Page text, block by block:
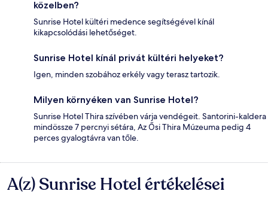
közelben?
Sunrise Hotel kültéri medence segítségével kínál
kikapcsolódási lehetőséget.
Sunrise Hotel kínál privát kültéri helyeket?
Igen, minden szobához erkély vagy terasz tartozik.
Milyen környéken van Sunrise Hotel?
Sunrise Hotel Thira szívében várja vendégeit. Santorini-kaldera
mindössze 7 percnyi sétára, Az Ősi Thira Múzeuma pedig 4
perces gyalogtávra van tőle.
Értékelések
A(z) Sunrise Hotel értékelései